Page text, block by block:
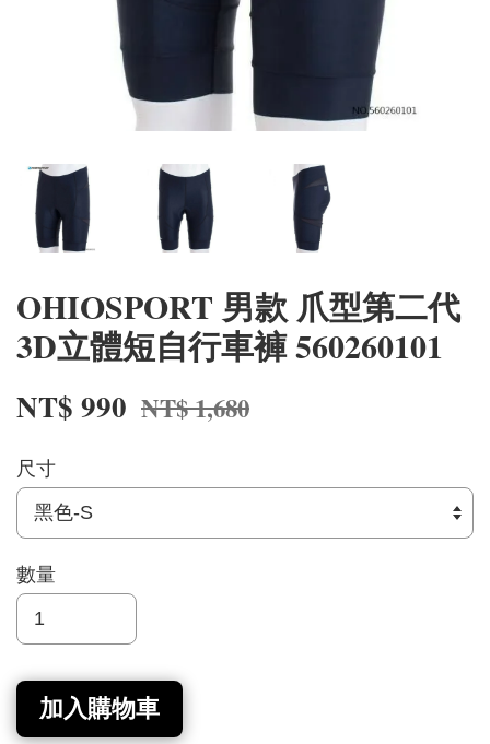
OHIOSPORT 男款 爪型第二代
3D立體短自行車褲 560260101
NT$ 990 NT$ 1,680
尺寸
數量
加入購物車